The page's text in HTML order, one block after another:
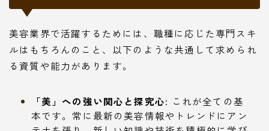
美容業界で活躍するためには、職種に応じた専門スキ
ルはもちろんのこと、以下のような共通して求められ
る資質や能力があります。
「美」への強い関心と探究心: これが全ての基
本です。常に最新の美容情報やトレンドにアン